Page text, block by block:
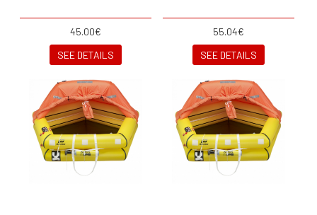
45.00€
SEE DETAILS
55.04€
SEE DETAILS